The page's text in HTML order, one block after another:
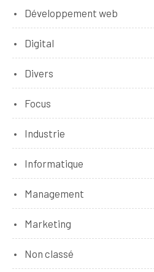
Développement web
Digital
Divers
Focus
Industrie
Informatique
Management
Marketing
Non classé